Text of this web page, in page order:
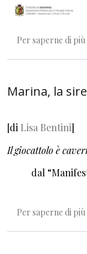
Per saperne di più
Marina, la
[di Lisa Bentini]
Il giocattolo è
dal
Per saperne di più